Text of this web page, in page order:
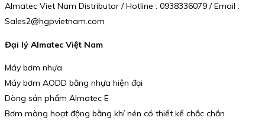
Almatec Viet Nam Distributor / Hotline : 0938336079 / Email :
Sales2@hgpvietnam.com
Đại lý Almatec Việt Nam
Máy bơm nhựa
Máy bơm AODD bằng nhựa hiện đại
Dòng sản phẩm Almatec E
Bơm màng hoạt động bằng khí nén có thiết kế chắc chắn